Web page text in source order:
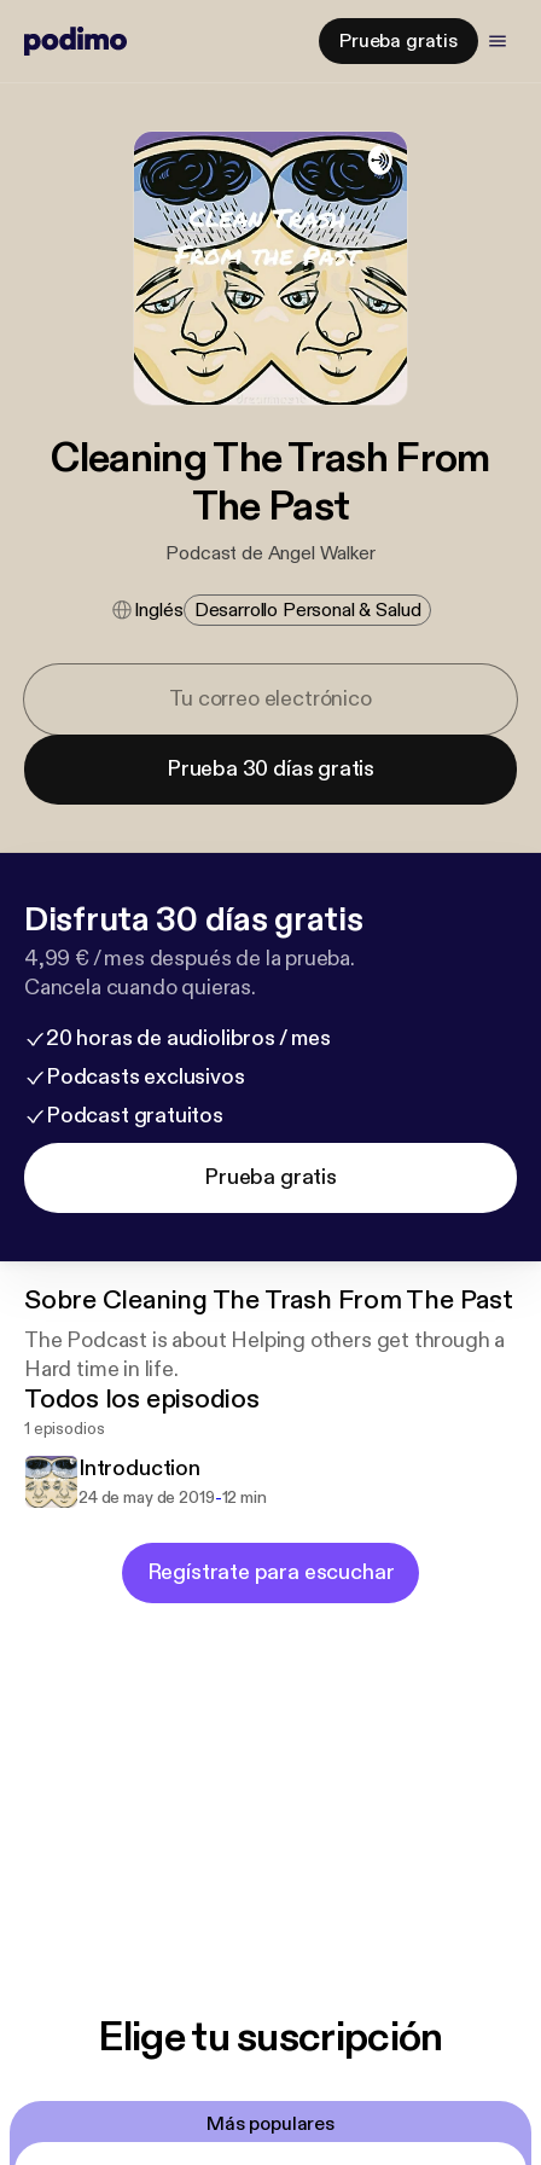
Prueba gratis
Cleaning The Trash From
The Past
Podcast de Angel Walker
Inglés Desarrollo Personal & Salud
Prueba 30 días gratis
Disfruta 30 días gratis
4,99 € / mes después de la prueba.
Cancela cuando quieras.
20 horas de audiolibros / mes
Podcasts exclusivos
Podcast gratuitos
Prueba gratis
Sobre Cleaning The Trash From The Past
The Podcast is about Helping others get through a
Hard time in life.
Todos los episodios
1 episodios
Introduction
24 de may de 2019-12 min
Regístrate para escuchar
Elige tu suscripción
Más populares